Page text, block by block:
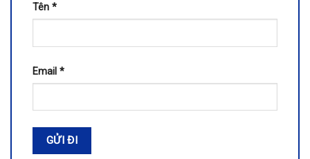
Tên *
Email *